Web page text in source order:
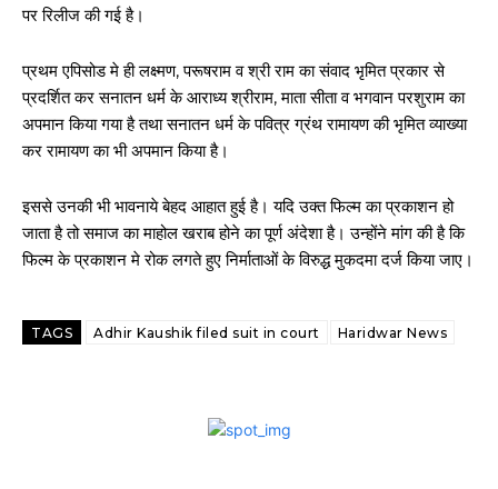
पर रिलीज की गई है।
प्रथम एपिसोड मे ही लक्ष्मण, परूषराम व श्री राम का संवाद भृमित प्रकार से
प्रदर्शित कर सनातन धर्म के आराध्य श्रीराम, माता सीता व भगवान परशुराम का
अपमान किया गया है तथा सनातन धर्म के पवित्र ग्रंथ रामायण की भृमित व्याख्या
कर रामायण का भी अपमान किया है।
इससे उनकी भी भावनाये बेहद आहात हुई है। यदि उक्त फिल्म का प्रकाशन हो
जाता है तो समाज का माहोल खराब होने का पूर्ण अंदेशा है। उन्होंने मांग की है कि
फिल्म के प्रकाशन मे रोक लगते हुए निर्माताओं के विरुद्ध मुकदमा दर्ज किया जाए।
TAGS Adhir Kaushik filed suit in court Haridwar News